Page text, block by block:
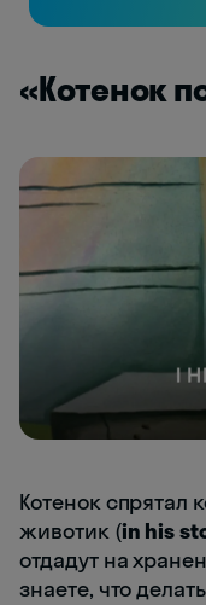
«Котенок
Котенок спрятал
животик (in his
отдадут на
знаете, что